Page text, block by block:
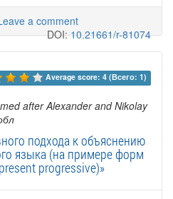
a comment
DOI:10.21661/r-81074
Average score: 4 (Всего: 1)
after Alexander and Nikolay
подхода к объяснению
языка (на примере форм
progressive)»